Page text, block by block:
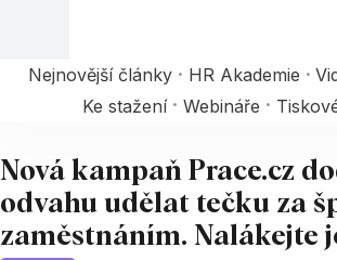
Nejnovější články HR Akademie
Ke stažení
Webináře
Nová kampaň Prace.cz
odvahu udělat tečku za
zaměstnáním. Nalákejte